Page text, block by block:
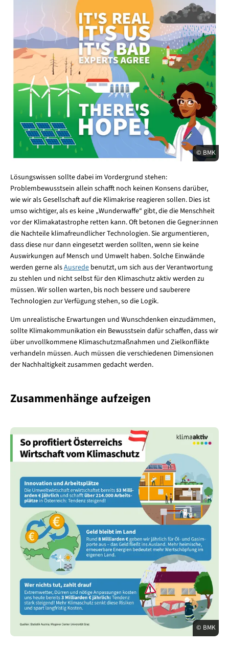
© BMK
Lösungswissen sollte dabei im Vordergrund stehen:
Problembewusstsein allein schafft noch keinen Konsens darüber,
wie wir als Gesellschaft auf die Klimakrise reagieren sollen. Dies ist
umso wichtiger, als es keine „Wunderwaffe“ gibt, die die Menschheit
vor der Klimakatastrophe retten kann. Oft betonen die Gegner:innen
die Nachteile klimafreundlicher Technologien. Sie argumentieren,
dass diese nur dann eingesetzt werden sollten, wenn sie keine
Auswirkungen auf Mensch und Umwelt haben. Solche Einwände
werden gerne alsAusredebenutzt, um sich aus der Verantwortung
zu stehlen und nicht selbst für den Klimaschutz aktiv werden zu
müssen. Wir sollen warten, bis noch bessere und sauberere
Technologien zur Verfügung stehen, so die Logik.
Um unrealistische Erwartungen und Wunschdenken einzudämmen,
sollte Klimakommunikation ein Bewusstsein dafür schaffen, dass wir
über unvollkommene Klimaschutzmaßnahmen und Zielkonflikte
verhandeln müssen. Auch müssen die verschiedenen Dimensionen
der Nachhaltigkeit zusammen gedacht werden.
Zusammenhänge aufzeigen
© BMK